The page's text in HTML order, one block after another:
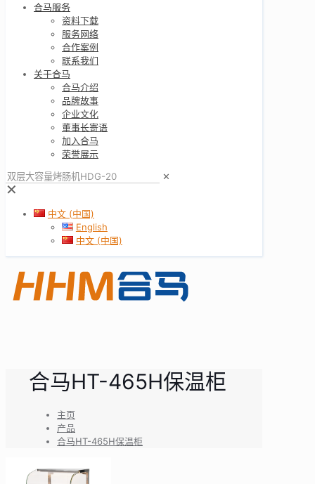
合马服务
资料下载
服务网络
合作案例
联系我们
关于合马
合马介绍
品牌故事
企业文化
董事长寄语
加入合马
荣誉展示
✕
✕
中文 (中国)
English
中文 (中国)
合马HT-465H保温柜
主页
产品
合马HT-465H保温柜